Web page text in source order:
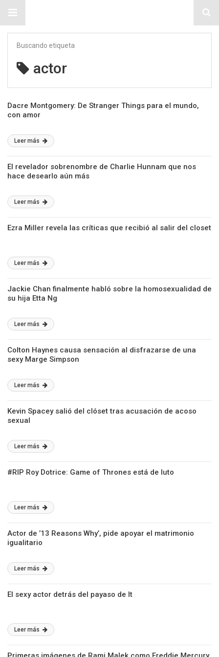
Buscando etiqueta
actor
Dacre Montgomery: De Stranger Things para el mundo,
con amor
Leer más
El revelador sobrenombre de Charlie Hunnam que nos
hace desearlo aún más
Leer más
Ezra Miller revela las críticas que recibió al salir del closet
Leer más
Jackie Chan finalmente habló sobre la homosexualidad de
su hija Etta Ng
Leer más
Colton Haynes causa sensación al disfrazarse de una
sexy Marge Simpson
Leer más
Kevin Spacey salió del clóset tras acusación de acoso
sexual
Leer más
#RIP Roy Dotrice: Game of Thrones está de luto
Leer más
Actor de ’13 Reasons Why’, pide apoyar el matrimonio
igualitario
Leer más
El sexy actor detrás del payaso de It
Leer más